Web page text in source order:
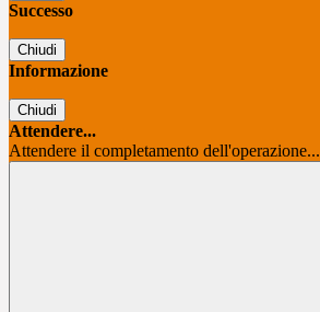
Successo
Chiudi
Informazione
Chiudi
Attendere...
Attendere il completamento dell'operazione...